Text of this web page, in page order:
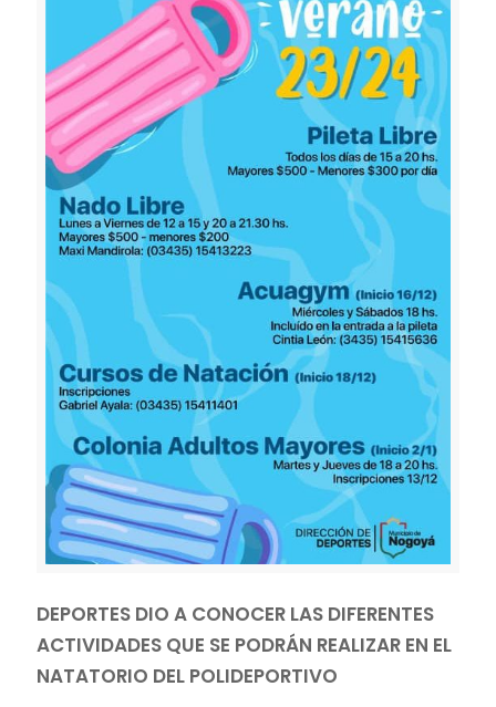
DEPORTES DIO A CONOCER LAS DIFERENTES
ACTIVIDADES QUE SE PODRÁN REALIZAR EN EL
NATATORIO DEL POLIDEPORTIVO